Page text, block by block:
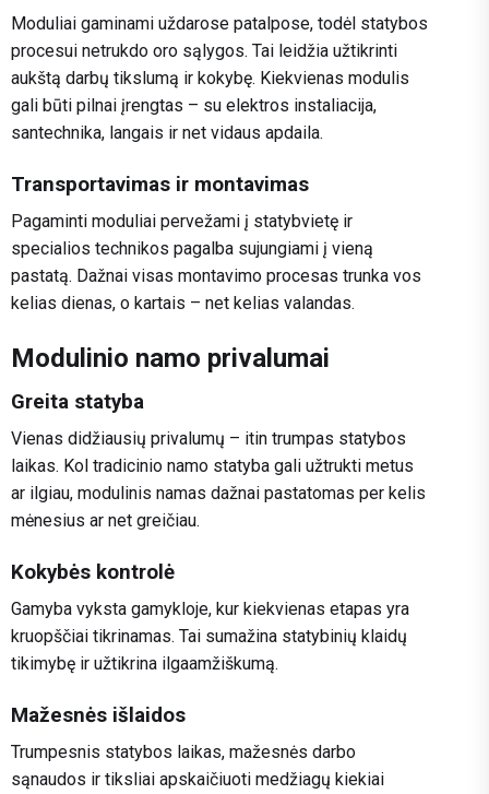
Moduliai gaminami uždarose patalpose, todėl statybos
procesui netrukdo oro sąlygos. Tai leidžia užtikrinti
aukštą darbų tikslumą ir kokybę. Kiekvienas modulis
gali būti pilnai įrengtas – su elektros instaliacija,
santechnika, langais ir net vidaus apdaila.
Transportavimas ir montavimas
Pagaminti moduliai pervežami į statybvietę ir
specialios technikos pagalba sujungiami į vieną
pastatą. Dažnai visas montavimo procesas trunka vos
kelias dienas, o kartais – net kelias valandas.
Modulinio namo privalumai
Greita statyba
Vienas didžiausių privalumų – itin trumpas statybos
laikas. Kol tradicinio namo statyba gali užtrukti metus
ar ilgiau, modulinis namas dažnai pastatomas per kelis
mėnesius ar net greičiau.
Kokybės kontrolė
Gamyba vyksta gamykloje, kur kiekvienas etapas yra
kruopščiai tikrinamas. Tai sumažina statybinių klaidų
tikimybę ir užtikrina ilgaamžiškumą.
Mažesnės išlaidos
Trumpesnis statybos laikas, mažesnės darbo
sąnaudos ir tiksliai apskaičiuoti medžiagų kiekiai